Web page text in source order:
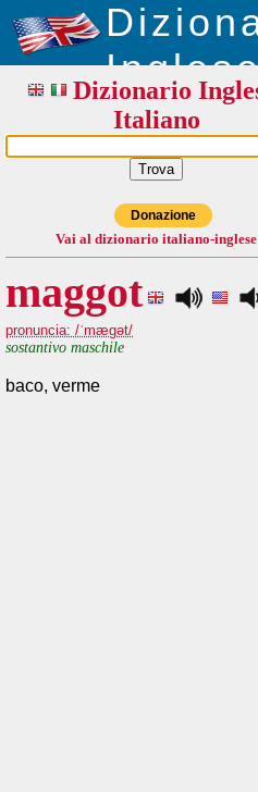
Dizionario
Italiano
Donazione
Vai al dizionario italiano-inglese
maggot
pronuncia: /ˈmægət/
sostantivo maschile
baco, verme